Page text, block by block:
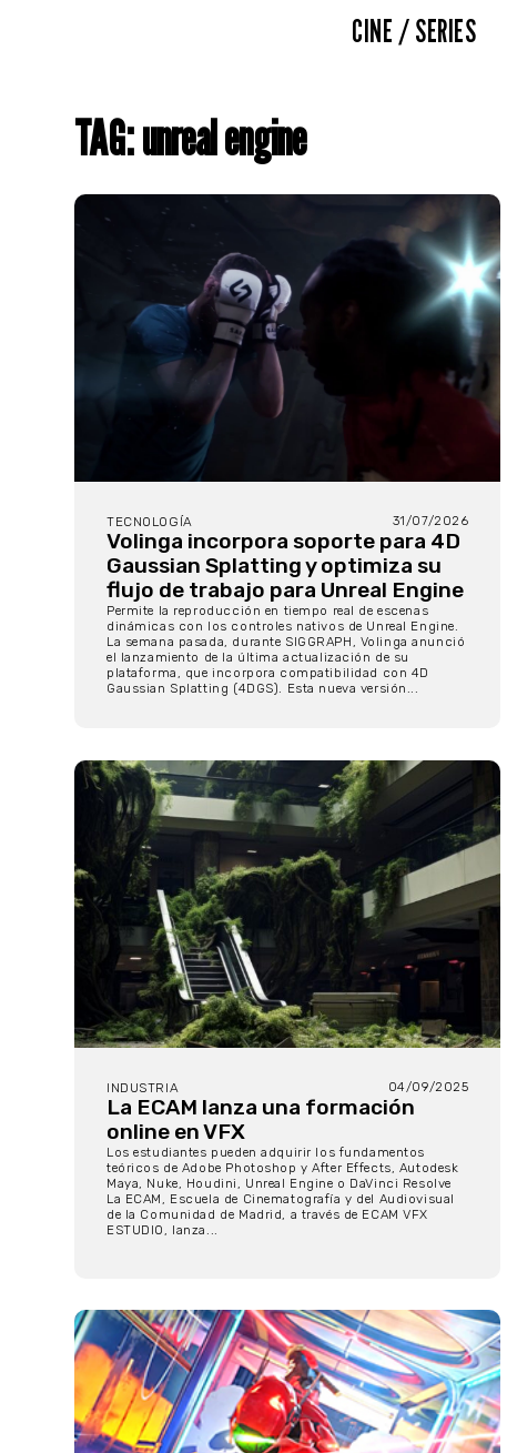
CINE / SERIES
TAG: unreal engine
TECNOLOGÍA 31/07/2026
Volinga incorpora soporte para 4D
Gaussian Splatting y optimiza su
flujo de trabajo para Unreal Engine
Permite la reproducción en tiempo real de escenas
dinámicas con los controles nativos de Unreal Engine.
La semana pasada, durante SIGGRAPH, Volinga anunció
el lanzamiento de la última actualización de su
plataforma, que incorpora compatibilidad con 4D
Gaussian Splatting (4DGS). Esta nueva versión...
INDUSTRIA 04/09/2025
La ECAM lanza una formación
online en VFX
Los estudiantes pueden adquirir los fundamentos
teóricos de Adobe Photoshop y After Effects, Autodesk
Maya, Nuke, Houdini, Unreal Engine o DaVinci Resolve
La ECAM, Escuela de Cinematografía y del Audiovisual
de la Comunidad de Madrid, a través de ECAM VFX
ESTUDIO, lanza...